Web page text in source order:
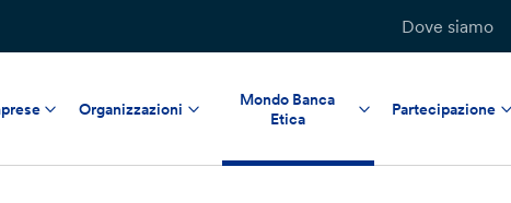
Dove siamo
Organizzazioni
Mondo Banca
Etica
Partecipazione